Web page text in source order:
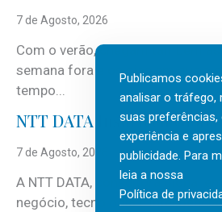
7 de Agosto, 2026
Com o verão, chegam também
semana fora e os dias em que a
tempo...
NTT DATA Insurtech Global
7 de Agosto, 2026
A NTT DATA, consultora global
negócio, tecnologia e
Publicamos
analisar o tráfego,
suas
experiência e
publicidade. Para
leia a nossa
Política de